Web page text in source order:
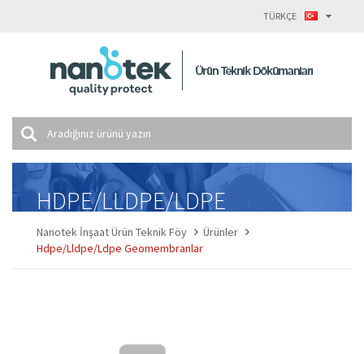
TÜRKÇE
HDPE/LLDPE/LDPE
Geomembranlar
Nanotek İnşaat Ürün Teknik Föy
Ürünler
Hdpe/Lldpe/Ldpe Geomembranlar